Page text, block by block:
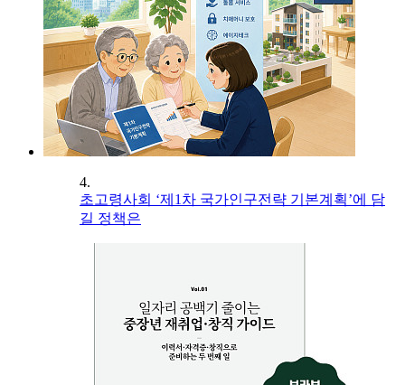
4.
초고령사회 ‘제1차 국가인구전략 기본계획’에 담
길 정책은